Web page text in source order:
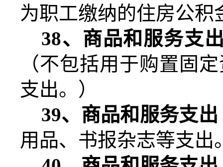
为职工缴纳的住房公积
38、商品和服务支
（不包括用于购置固
支出。）
39、商品和服务支
用品、书报杂志等支出